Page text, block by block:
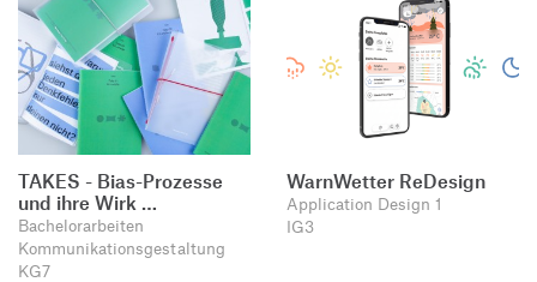
TAKES - Bias-Prozesse
und ihre Wirk …
Bachelorarbeiten
Kommunikationsgestaltung
KG7
WarnWetter ReDesign
Application Design 1
IG3